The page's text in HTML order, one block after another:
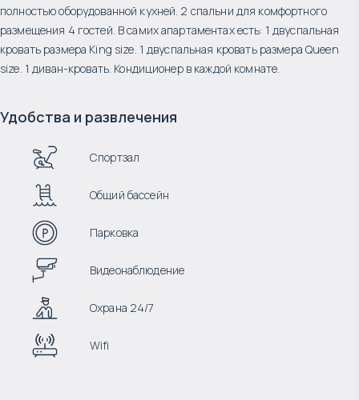
полностью оборудованной кухней. 2 спальни для комфортного
размещения 4 гостей. В самих апартаментах есть: 1 двуспальная
кровать размера King size. 1 двуспальная кровать размера Queen
size. 1 диван-кровать. Кондиционер в каждой комнате.
Удобства и развлечения
Спортзал
Общий бассейн
Парковка
Видеонаблюдение
Охрана 24/7
Wifi